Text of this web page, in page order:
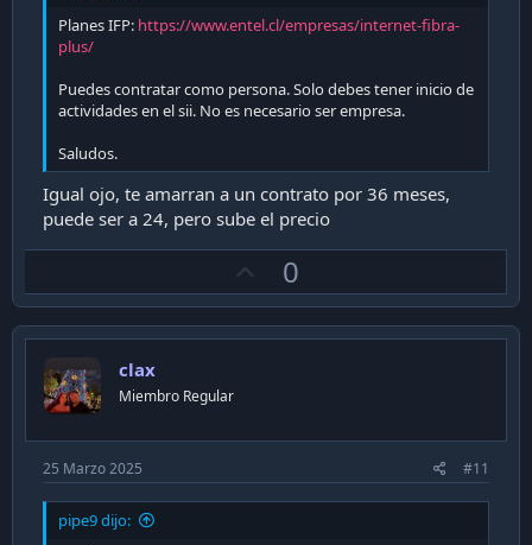
Planes IFP: https://www.entel.cl/empresas/internet-fibra-
plus/
Puedes contratar como persona. Solo debes tener inicio de
actividades en el sii. No es necesario ser empresa.
Saludos.
Igual ojo, te amarran a un contrato por 36 meses,
puede ser a 24, pero sube el precio
p
v
0
clax
Miembro Regular
25 Marzo 2025 #11
pipe9 dijo: